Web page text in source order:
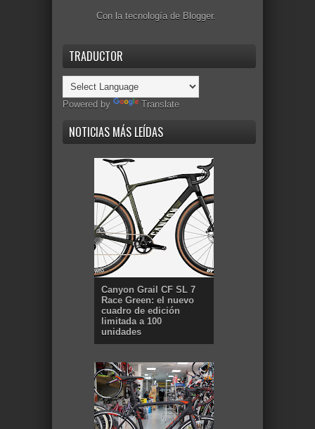
Con la tecnología de Blogger.
TRADUCTOR
Powered by Translate
NOTICIAS MÁS LEÍDAS
Canyon Grail CF SL 7
Race Green: el nuevo
cuadro de edición
limitada a 100
unidades